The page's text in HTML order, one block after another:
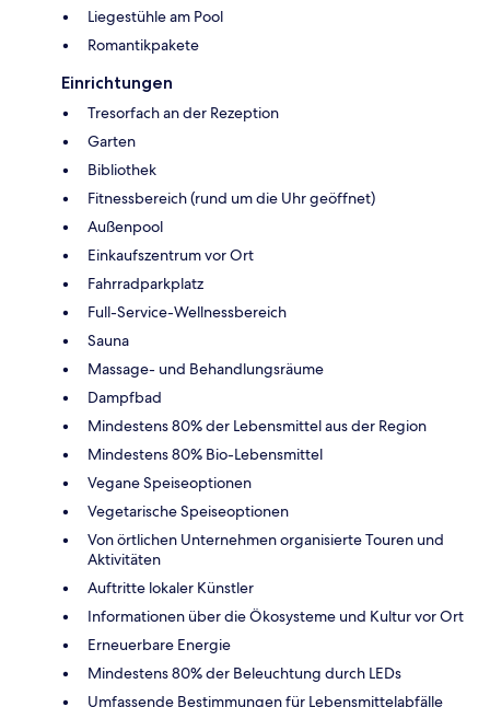
Liegestühle am Pool
Romantikpakete
Einrichtungen
Tresorfach an der Rezeption
Garten
Bibliothek
Fitnessbereich (rund um die Uhr geöffnet)
Außenpool
Einkaufszentrum vor Ort
Fahrradparkplatz
Full-Service-Wellnessbereich
Sauna
Massage- und Behandlungsräume
Dampfbad
Mindestens 80% der Lebensmittel aus der Region
Mindestens 80% Bio-Lebensmittel
Vegane Speiseoptionen
Vegetarische Speiseoptionen
Von örtlichen Unternehmen organisierte Touren und
Aktivitäten
Auftritte lokaler Künstler
Informationen über die Ökosysteme und Kultur vor Ort
Erneuerbare Energie
Mindestens 80% der Beleuchtung durch LEDs
Umfassende Bestimmungen für Lebensmittelabfälle